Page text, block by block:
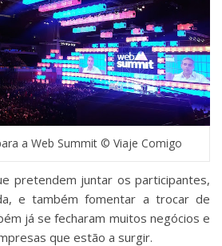
a Web Summit © Viaje Comigo
pretendem juntar os participantes,
e também fomentar a trocar de
já se fecharam muitos negócios e
que estão a surgir.